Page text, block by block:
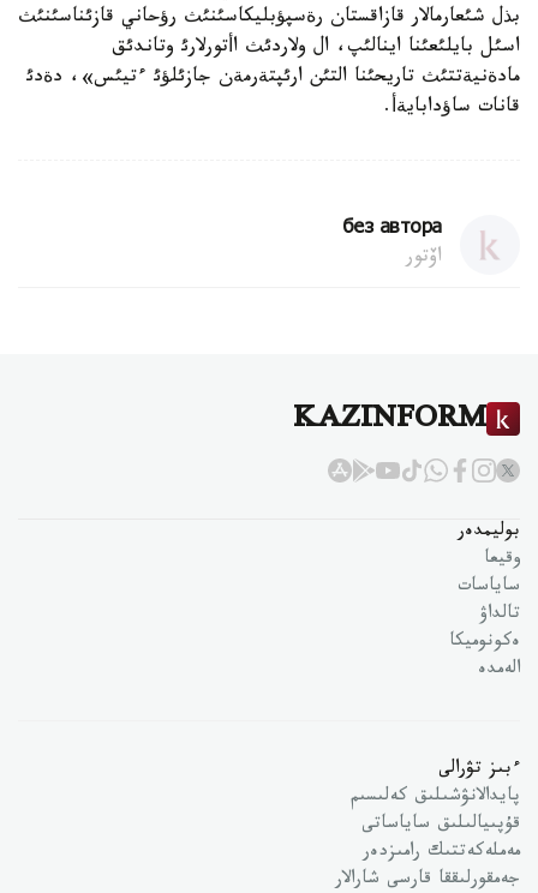
بذل شئعارمالار قازاقستان رةسپؤبليكاسئنئث رؤحاني قازئناسئنئث
اسئل بايلئعئنا اينالئپ، ال ولاردئث اأتورلارئ وتاندئق
مادةنيةتتئث تاريحئنا التئن ارئپتةرمةن جازئلؤئ ءتيئس»، دةدئ
قانات ساؤدابايةأ.
без автора
اۆتور
KAZINFORM
بوليمدەر
وقيعا
ساياسات
تالداۋ
ەكونوميكا
الەمدە
ءبىز تۋرالى
پايدالانۋشىلىق كەلىسىم
قۇپىيالىلىق ساياساتى
مەملەكەتتىك رامىزدەر
جەمقورلىققا قارسى شارالار